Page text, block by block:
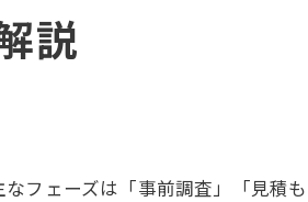
壁塗装フェーズ選びの秘訣
で押さえるべき工程
説
フェーズは「事前調査」「見積